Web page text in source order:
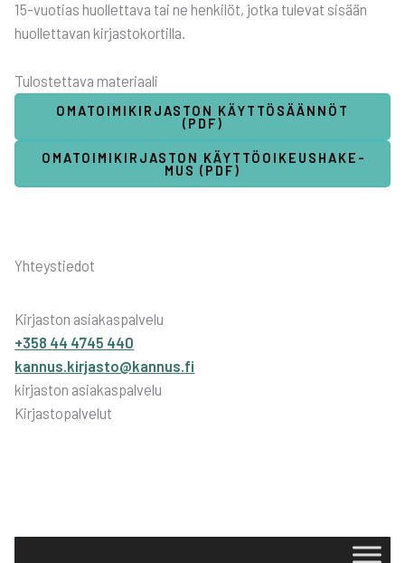
15-vuo­tias huol­let­ta­va tai ne hen­ki­löt, jot­ka tule­vat sisään
huol­let­ta­van kir­jas­to­kor­til­la.
Tulos­tet­ta­va mate­ri­aa­li
OMA­TOI­MI­KIR­JAS­TON KÄYT­TÖ­SÄÄN­NÖT
(PDF)
OMA­TOI­MI­KIR­JAS­TON KÄYT­TÖ­OI­KEUS­HA­KE­
MUS (PDF)
Yhteystiedot
Kirjaston asiakaspalvelu
+358 44 4745 440
kannus.kirjasto@kannus.fi
kirjaston asiakaspalvelu
Kirjastopalvelut